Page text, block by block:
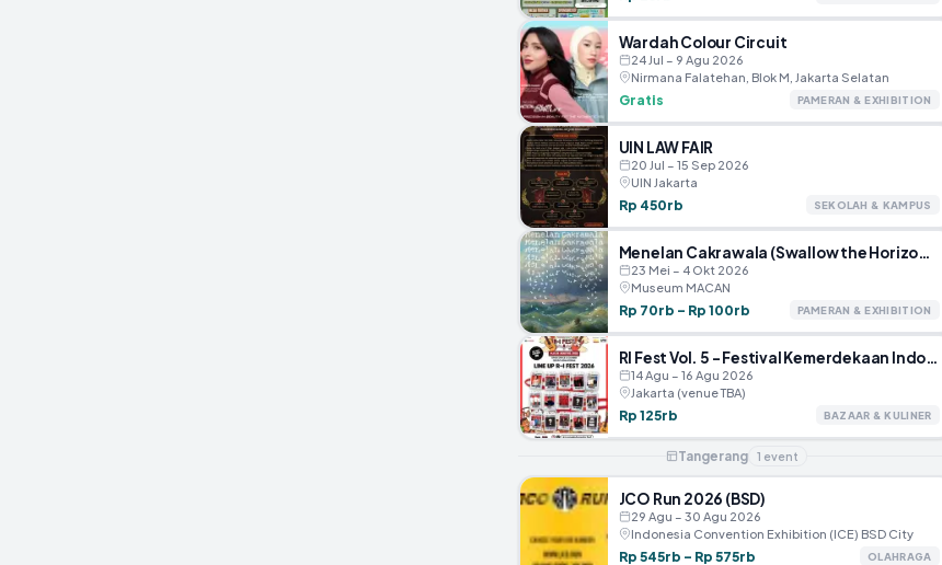
Wardah Colour Circuit
24 Jul – 9 Agu 2026
Nirmana Falatehan, Blok M, Jakarta Selatan
Gratis PAMERAN & EXHIBITION
UIN LAW FAIR
20 Jul – 15 Sep 2026
UIN Jakarta
Rp 450rb SEKOLAH & KAMPUS
Menelan Cakrawala (Swallow the Horizon) – Museum MACAN
23 Mei – 4 Okt 2026
Museum MACAN
Rp 70rb – Rp 100rb PAMERAN & EXHIBITION
RI Fest Vol. 5 – Festival Kemerdekaan Indonesia
14 Agu – 16 Agu 2026
Jakarta (venue TBA)
Rp 125rb BAZAAR & KULINER
Tangerang 1 event
JCO Run 2026 (BSD)
29 Agu – 30 Agu 2026
Indonesia Convention Exhibition (ICE) BSD City
Rp 545rb – Rp 575rb OLAHRAGA